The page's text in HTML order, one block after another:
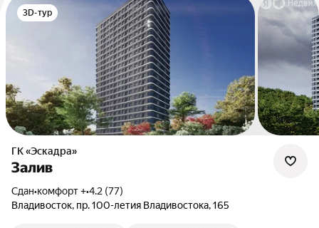
3D-тур
ГК «Эскадра»
Залив
Сдан•комфорт +•4.2 (77)
Владивосток, пр. 100-летия Владивостока, 165